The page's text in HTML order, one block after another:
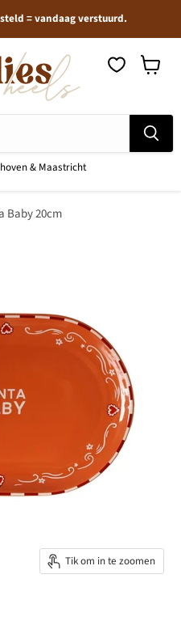
= vandaag verstuurd.
& Maastricht
Baby 20cm
Tik om in te zoomen